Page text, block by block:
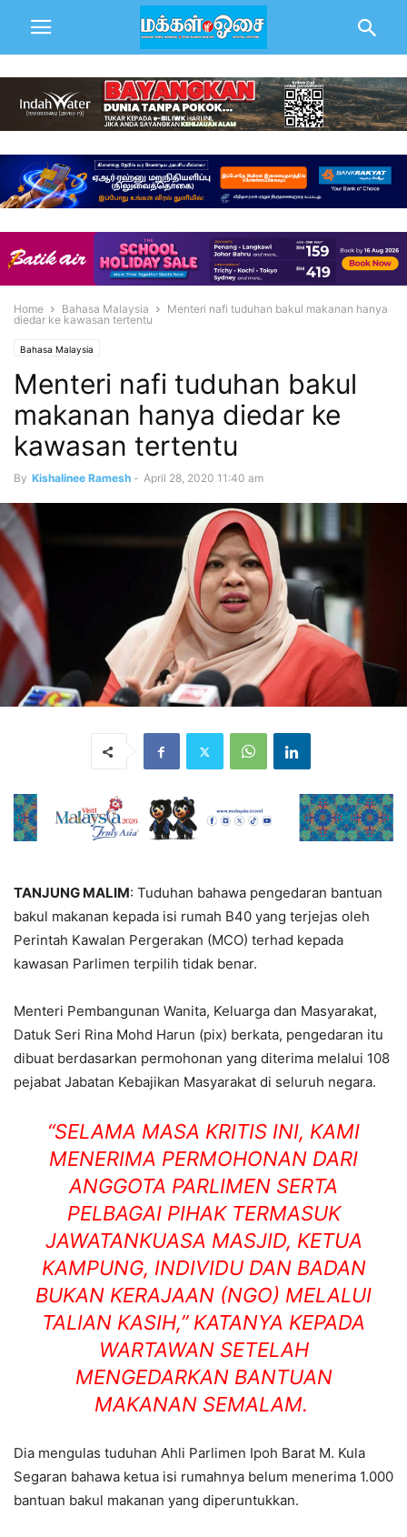
Home Bahasa Malaysia
Menteri nafi tuduhan bakul makanan hanya
diedar ke kawasan tertentu
Bahasa Malaysia
Menteri nafi tuduhan bakul
makanan hanya diedar ke
kawasan tertentu
By Kishalinee Ramesh - April 28, 2020 11:40 am
TANJUNG MALIM: Tuduhan bahawa pengedaran bantuan
bakul makanan kepada isi rumah B40 yang terjejas oleh
Perintah Kawalan Pergerakan (MCO) terhad kepada
kawasan Parlimen terpilih tidak benar.
Menteri Pembangunan Wanita, Keluarga dan Masyarakat,
Datuk Seri Rina Mohd Harun (pix) berkata, pengedaran itu
dibuat berdasarkan permohonan yang diterima melalui 108
pejabat Jabatan Kebajikan Masyarakat di seluruh negara.
“SELAMA MASA KRITIS INI, KAMI
MENERIMA PERMOHONAN DARI
ANGGOTA PARLIMEN SERTA
PELBAGAI PIHAK TERMASUK
JAWATANKUASA MASJID, KETUA
KAMPUNG, INDIVIDU DAN BADAN
BUKAN KERAJAAN (NGO) MELALUI
TALIAN KASIH,” KATANYA KEPADA
WARTAWAN SETELAH
MENGEDARKAN BANTUAN
MAKANAN SEMALAM.
Dia mengulas tuduhan Ahli Parlimen Ipoh Barat M. Kula
Segaran bahawa ketua isi rumahnya belum menerima 1.000
bantuan bakul makanan yang diperuntukkan.